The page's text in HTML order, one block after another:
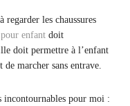
regarder les chaussures
pour enfant doit
doit permettre à l’enfant
marcher sans entrave.
incontournables pour moi :